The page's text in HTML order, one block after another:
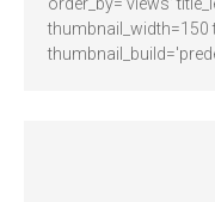
order_by='views'
thumbnail_width=150